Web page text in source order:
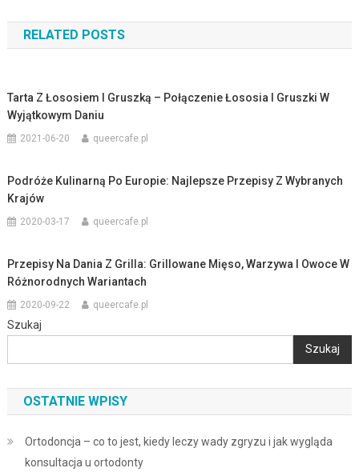
wpisu
RELATED POSTS
Tarta Z Łososiem I Gruszką – Połączenie Łososia I Gruszki W
Wyjątkowym Daniu
2021-06-20 queercafe.pl
Podróże Kulinarną Po Europie: Najlepsze Przepisy Z Wybranych
Krajów
2020-03-17 queercafe.pl
Przepisy Na Dania Z Grilla: Grillowane Mięso, Warzywa I Owoce W
Różnorodnych Wariantach
2020-09-22 queercafe.pl
Szukaj
Szukaj
OSTATNIE WPISY
Ortodoncja – co to jest, kiedy leczy wady zgryzu i jak wygląda
konsultacja u ortodonty